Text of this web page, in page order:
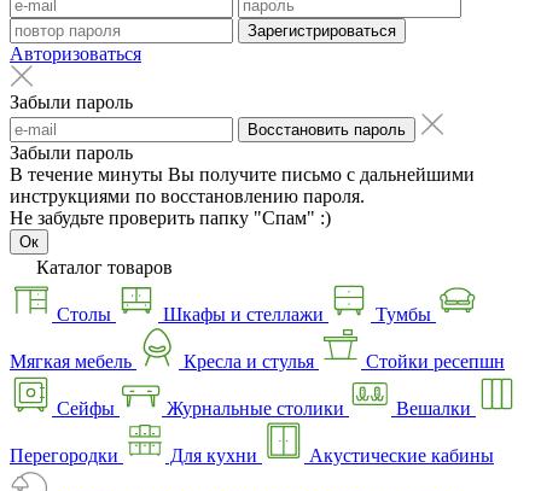
Зарегистрироваться
Авторизоваться
Забыли пароль
Восстановить пароль
Забыли пароль
В течение минуты Вы получите письмо с дальнейшими
инструкциями по восстановлению пароля.
Не забудьте проверить папку "Спам" :)
Ок
Каталог товаров
Столы Шкафы и стеллажи Тумбы
Мягкая мебель Кресла и стулья Стойки ресепшн
Сейфы Журнальные столики Вешалки
Перегородки Для кухни Акустические кабины